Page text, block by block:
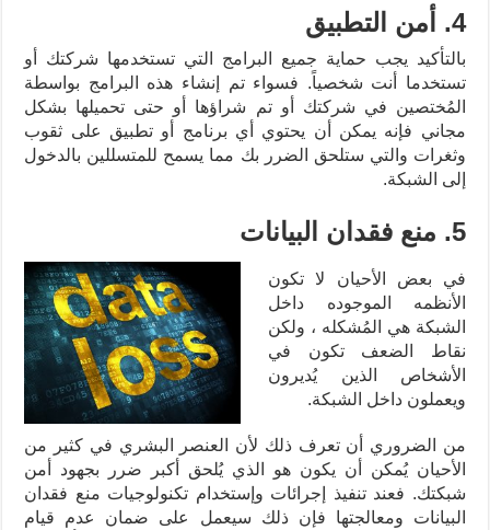
4. أمن التطبيق
بالتأكيد يجب حماية جميع البرامج التي تستخدمها شركتك أو
تستخدما أنت شخصياً. فسواء تم إنشاء هذه البرامج بواسطة
المُختصين في شركتك أو تم شراؤها أو حتى تحميلها بشكل
مجاني فإنه يمكن أن يحتوي أي برنامج أو تطبيق على ثقوب
وثغرات والتي ستلحق الضرر بك مما يسمح للمتسللين بالدخول
إلى الشبكة.
5. منع فقدان البيانات
في بعض الأحيان لا تكون
الأنظمه الموجوده داخل
الشبكة هي المُشكله ، ولكن
نقاط الضعف تكون في
الأشخاص الذين يُديرون
ويعملون داخل الشبكة.
من الضروري أن تعرف ذلك لأن العنصر البشري في كثير من
الأحيان يُمكن أن يكون هو الذي يُلحق أكبر ضرر بجهود أمن
شبكتك. فعند تنفيذ إجرائات وإستخدام تكنولوجيات منع فقدان
البيانات ومعالجتها فإن ذلك سيعمل على ضمان عدم قيام